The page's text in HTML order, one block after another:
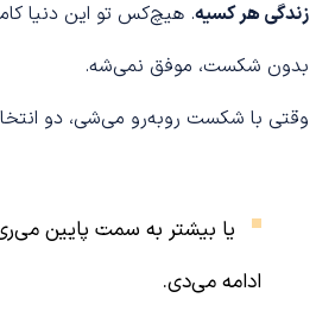
زندگی هر کسیه. هیچ‌کس تو این دنیا
بدون شکست، موفق نمی‌شه.
وقتی با شکست روبه‌رو می‌شی، دو
یا بیشتر به سمت پایین
ادامه می‌دی.